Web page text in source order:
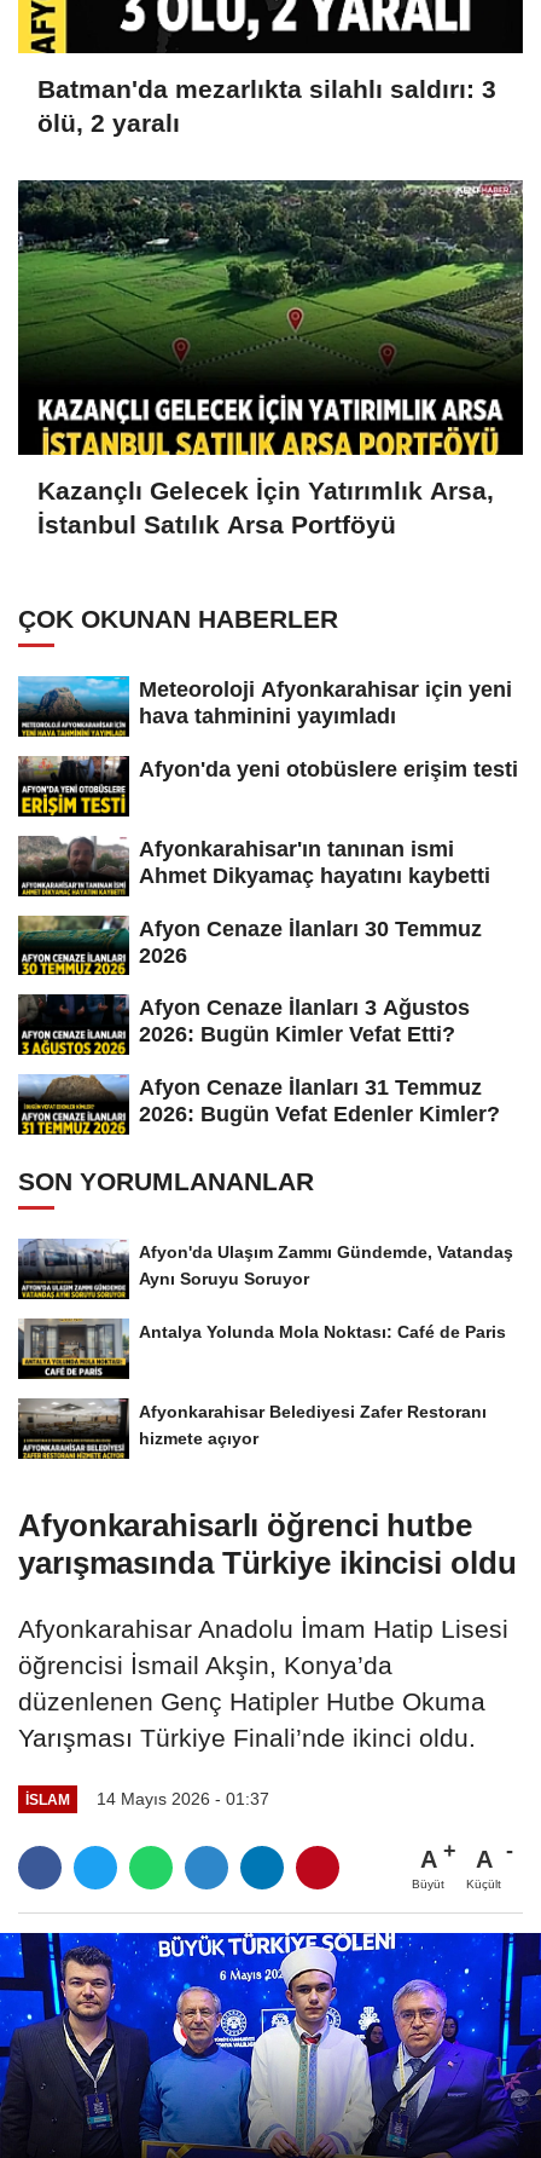
Batman'da mezarlıkta silahlı saldırı: 3
ölü, 2 yaralı
Kazançlı Gelecek İçin Yatırımlık Arsa,
İstanbul Satılık Arsa Portföyü
ÇOK OKUNAN HABERLER
Meteoroloji Afyonkarahisar için yeni
hava tahminini yayımladı
Afyon'da yeni otobüslere erişim testi
Afyonkarahisar'ın tanınan ismi
Ahmet Dikyamaç hayatını kaybetti
Afyon Cenaze İlanları 30 Temmuz
2026
Afyon Cenaze İlanları 3 Ağustos
2026: Bugün Kimler Vefat Etti?
Afyon Cenaze İlanları 31 Temmuz
2026: Bugün Vefat Edenler Kimler?
SON YORUMLANANLAR
Afyon'da Ulaşım Zammı Gündemde, Vatandaş
Aynı Soruyu Soruyor
Antalya Yolunda Mola Noktası: Café de Paris
Afyonkarahisar Belediyesi Zafer Restoranı
hizmete açıyor
Afyonkarahisarlı öğrenci hutbe
yarışmasında Türkiye ikincisi oldu
Afyonkarahisar Anadolu İmam Hatip Lisesi
öğrencisi İsmail Akşin, Konya’da
düzenlenen Genç Hatipler Hutbe Okuma
Yarışması Türkiye Finali’nde ikinci oldu.
İSLAM 14 Mayıs 2026 - 01:37
A
Büyüt
A
Küçült